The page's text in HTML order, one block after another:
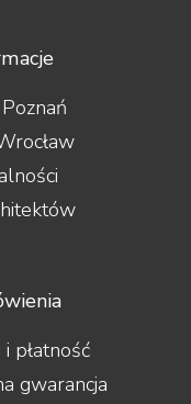
płatność
gwarancja